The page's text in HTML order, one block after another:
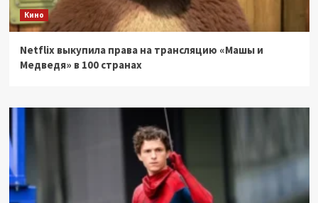
Кино
Netflix выкупила права на трансляцию «Машы и
Медведя» в 100 странах